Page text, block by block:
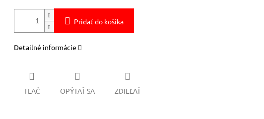
Pridať do košíka
Detailné informácie
TLAČ OPÝTAŤ SA ZDIEĽAŤ